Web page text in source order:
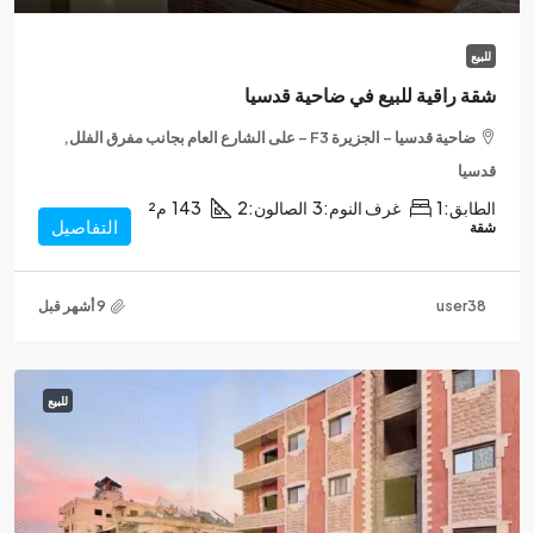
للبيع
شقة راقية للبيع في ضاحية قدسيا
ضاحية قدسيا – الجزيرة F3 – على الشارع العام بجانب مفرق الفلل,
قدسيا
الطابق:1 غرف النوم:3 الصالون:2
143 م²
شقة التفاصيل
user38
للبيع